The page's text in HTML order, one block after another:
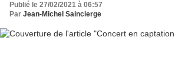
Publié le 27/02/2021 à 06:57
Par Jean-Michel Saincierge